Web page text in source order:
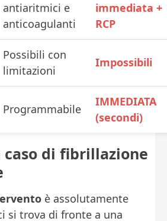
antiaritmici e
anticoagulanti
immediata +
RCP
Possibili con
limitazioni
Impossibili
Programmabile
IMMEDIATA
(secondi)
caso di fibrillazione
è assolutamente
si trova di fronte a una